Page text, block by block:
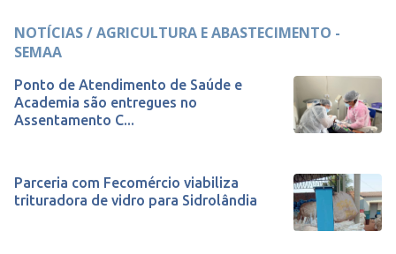
NOTÍCIAS / AGRICULTURA E ABASTECIMENTO -
SEMAA
Ponto de Atendimento de Saúde e
Academia são entregues no
Assentamento C...
Parceria com Fecomércio viabiliza
trituradora de vidro para Sidrolândia